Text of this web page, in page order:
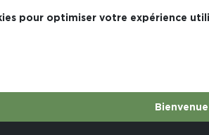
pour optimiser votre expérience